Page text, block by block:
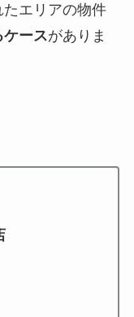
エリアの物件
ースがありま